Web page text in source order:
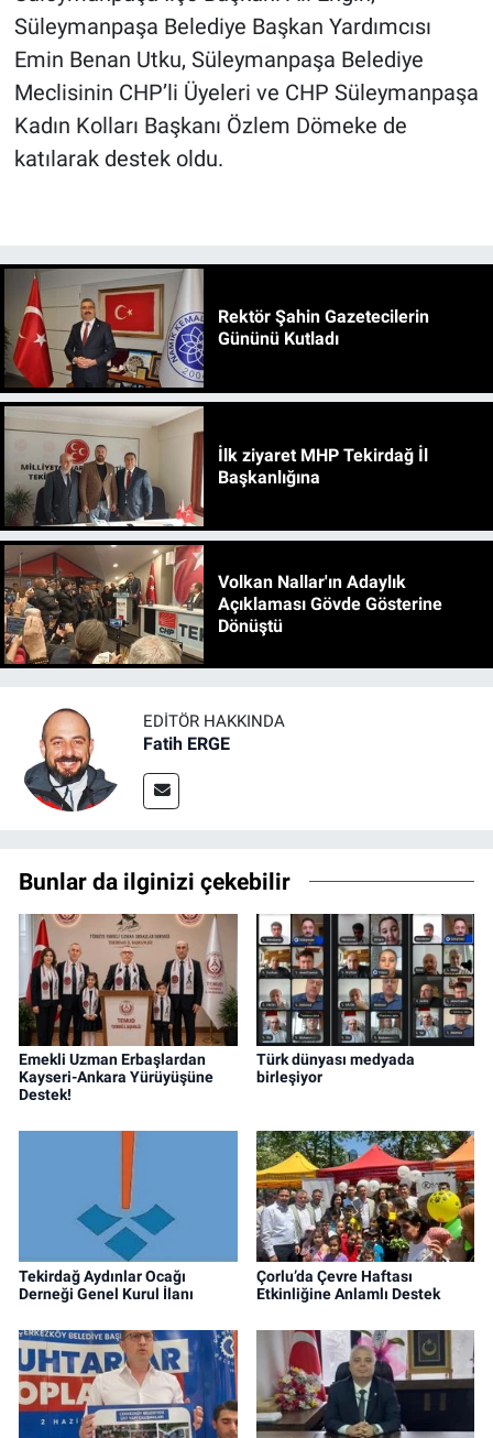
Süleymanpaşa Belediye Başkan Yardımcısı
Emin Benan Utku, Süleymanpaşa Belediye
Meclisinin CHP’li Üyeleri ve CHP Süleymanpaşa
Kadın Kolları Başkanı Özlem Dömeke de
katılarak destek oldu.
Rektör Şahin Gazetecilerin
Gününü Kutladı
İlk ziyaret MHP Tekirdağ İl
Başkanlığına
Volkan Nallar'ın Adaylık
Açıklaması Gövde Gösterine
Dönüştü
EDITÖR HAKKINDA
Fatih ERGE
Bunlar da ilginizi çekebilir
Emekli Uzman Erbaşlardan
Kayseri-Ankara Yürüyüşüne
Destek!
Türk dünyası medyada
birleşiyor
Tekirdağ Aydınlar Ocağı
Derneği Genel Kurul İlanı
Çorlu’da Çevre Haftası
Etkinliğine Anlamlı Destek